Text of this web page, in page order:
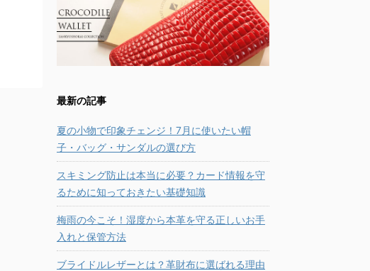
最新の記事
夏の小物で印象チェンジ！7月に使いたい帽
子・バッグ・サンダルの選び方
スキミング防止は本当に必要？カード情報を守
るために知っておきたい基礎知識
梅雨の今こそ！湿度から本革を守る正しいお手
入れと保管方法
ブライドルレザーとは？革財布に選ばれる理由